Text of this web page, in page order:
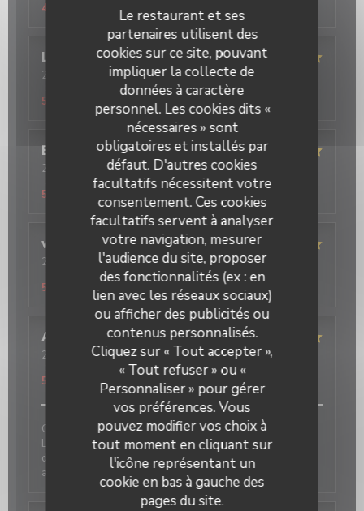
Le restaurant et ses
partenaires utilisent des
cookies sur ce site, pouvant
impliquer la collecte de
données à caractère
personnel. Les cookies dits «
nécessaires » sont
obligatoires et installés par
défaut. D'autres cookies
facultatifs nécessitent votre
consentement. Ces cookies
facultatifs servent à analyser
votre navigation, mesurer
l'audience du site, proposer
des fonctionnalités (ex : en
lien avec les réseaux sociaux)
ou afficher des publicités ou
contenus personnalisés.
Cliquez sur « Tout accepter »,
« Tout refuser » ou «
Personnaliser » pour gérer
vos préférences. Vous
pouvez modifier vos choix à
tout moment en cliquant sur
l'icône représentant un
cookie en bas à gauche des
pages du site.
4
Lison
2026-08-03
- 12:30 - Couverts 2
Ambiance:5/5 Cuisine:5/5
5
Evelyne
L
2026-08-02
- 12:30 - Couverts 4
5/5 Ambiance: 5/5 Cuisine:5/5 Qualité / Prix
5
virginie
2026-08-02- 12:30 - Couverts 5
/5 Ambiance:5/5 Cuisine: 5/5 Qualité / Prix
5
Angelica
2026-07-31- 12:30 - Couverts 3
Ambiance: 5/5 Cuisine :5/5 Qualité / Prix
5
C est toujours un plaisir de venir déjeuner ou dîner.
Les plats sont excellents : pâtes, pizzas, plat du jour,
dessert… on a tout testé et c’est un régal Notre
adresse italienne de référence